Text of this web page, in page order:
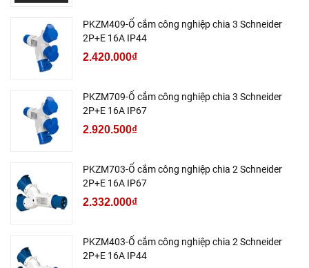
PKZM409-Ổ cắm công nghiệp chia 3 Schneider
2P+E 16A IP44
2.420.000₫
PKZM709-Ổ cắm công nghiệp chia 3 Schneider
2P+E 16A IP67
2.920.500₫
PKZM703-Ổ cắm công nghiệp chia 2 Schneider
2P+E 16A IP67
2.332.000₫
PKZM403-Ổ cắm công nghiệp chia 2 Schneider
2P+E 16A IP44